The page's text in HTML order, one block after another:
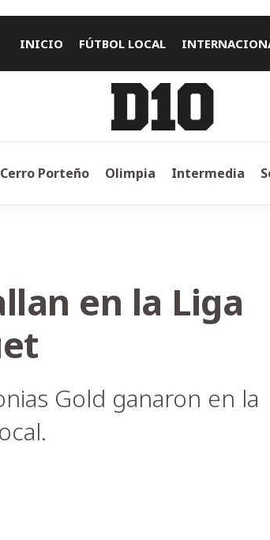
INICIO FÚTBOL LOCAL
Cerro Porteño Olimpia Intermedia
en la Liga
Gold ganaron en la